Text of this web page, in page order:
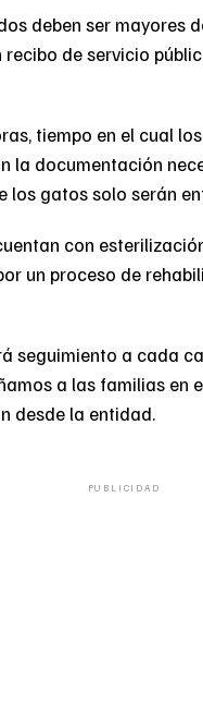
deben ser mayores
de servicio
tiempo en el cual
la documentación
los gatos solo serán
con
un proceso de
seguimiento a cada
a las familias en
desde la entidad.
PUBLICIDAD